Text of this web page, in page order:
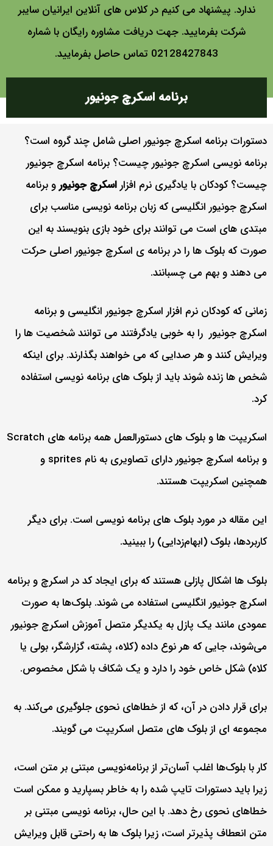
ندارد. پیشنهاد می کنیم در کلاس های آنلاین ایرانیان سایبر
شرکت بفرمایید. جهت دریافت مشاوره رایگان با شماره
02128427843 تماس حاصل بفرمایید.
برنامه اسکرچ جونیور
دستورات برنامه اسکرچ جونیور اصلی شامل چند گروه است؟
برنامه نویسی اسکرچ جونیور چیست؟ برنامه اسکرچ جونیور
چیست؟ کودکان با یادگیری نرم افزاراسکرچ جونیورو برنامه
اسکرچ جونیور انگلیسی که زبان برنامه نویسی مناسب برای
مبتدی های است می توانند برای خود بازی بنویسند به این
صورت که بلوک ها را در برنامه ی اسکرچ جونیور اصلی حرکت
می دهند و بهم می چسبانند.
زمانی که کودکان نرم افزار اسکرچ جونیور انگلیسی و برنامه
اسکرچ جونیور را به خوبی یادگرفتند می توانند شخصیت ها را
ویرایش کنند و هر صدایی که می خواهند بگذارند. برای اینکه
شخص ها زنده شوند باید از بلوک های برنامه نویسی استفاده
کرد.
اسکریپت ها و بلوک های دستورالعمل همه برنامه های Scratch
و برنامه اسکرچ جونیور دارای تصاویری به نام sprites و
همچنین اسکریپت هستند.
این مقاله در مورد بلوک های برنامه نویسی است. برای دیگر
کاربردها، بلوک (ابهام‌زدایی) را ببینید.
بلوک ها اشکال پازلی هستند که برای ایجاد کد در اسکرچ و برنامه
اسکرچ جونیور انگلیسی استفاده می شوند. بلوک‌ها به صورت
عمودی مانند یک پازل به یکدیگر متصل آموزش اسکرچ جونیور
می‌شوند، جایی که هر نوع داده (کلاه، پشته، گزارشگر، بولی یا
کلاه) شکل خاص خود را دارد و یک شکاف با شکل مخصوص.
برای قرار دادن در آن، که از خطاهای نحوی جلوگیری می‌کند. به
مجموعه ای از بلوک های متصل اسکریپت می گویند.
کار با بلوک‌ها اغلب آسان‌تر از برنامه‌نویسی مبتنی بر متن است،
زیرا باید دستورات تایپ شده را به خاطر بسپارید و ممکن است
خطاهای نحوی رخ دهد. با این حال، برنامه نویسی مبتنی بر
متن انعطاف پذیرتر است، زیرا بلوک ها به راحتی قابل ویرایش